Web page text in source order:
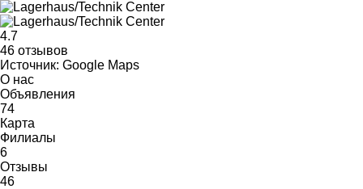
4.7
46 отзывов
Источник: Google Maps
О нас
Объявления
74
Карта
Филиалы
6
Отзывы
46